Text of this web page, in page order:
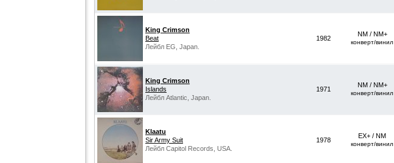
King Crimson
Beat
Лейбл EG, Japan.
1982
NM / NM+
конверт/винил
King Crimson
Islands
Лейбл Atlantic, Japan.
1971
NM / NM+
конверт/винил
Klaatu
Sir Army Suit
Лейбл Capitol Records, USA.
1978
EX+ / NM
конверт/винил